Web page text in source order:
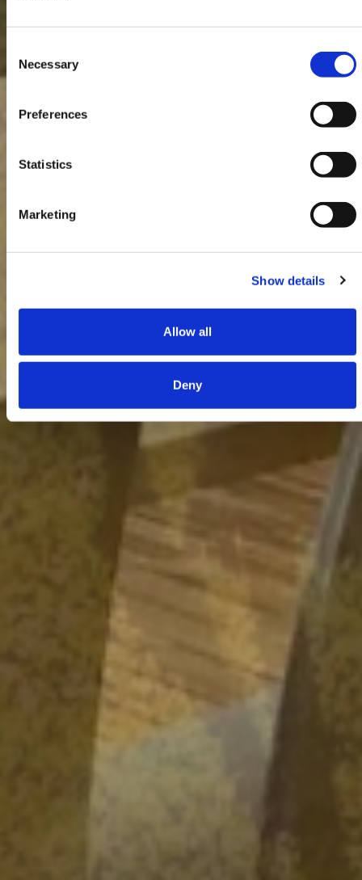
Selection
Necessary
Preferences
Statistics
Marketing
Show details
Allow all
Deny